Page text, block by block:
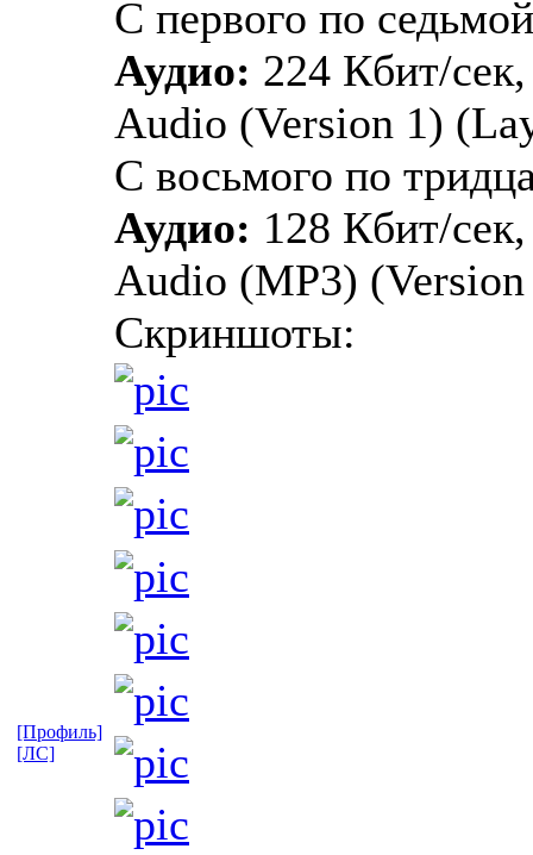
С первого по
Аудио: 224 Кбит/
Audio (Version 1)
С восьмого по
Аудио: 128 Кбит/
Audio (MP3)
Скриншоты:
[Профиль]
[ЛС]